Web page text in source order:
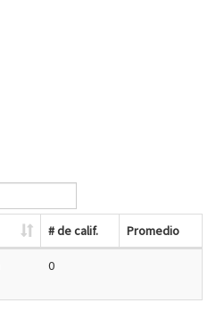
# de calif. Promedio
0